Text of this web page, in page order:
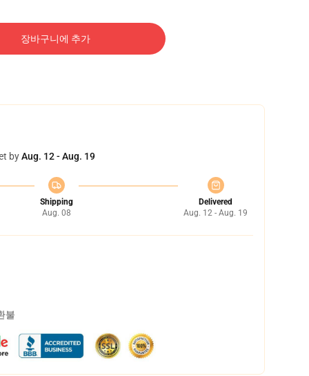
장바구니에 추가
byAug. 12 - Aug. 19
Shipping
Aug. 08
Delivered
Aug. 12 - Aug. 19
불